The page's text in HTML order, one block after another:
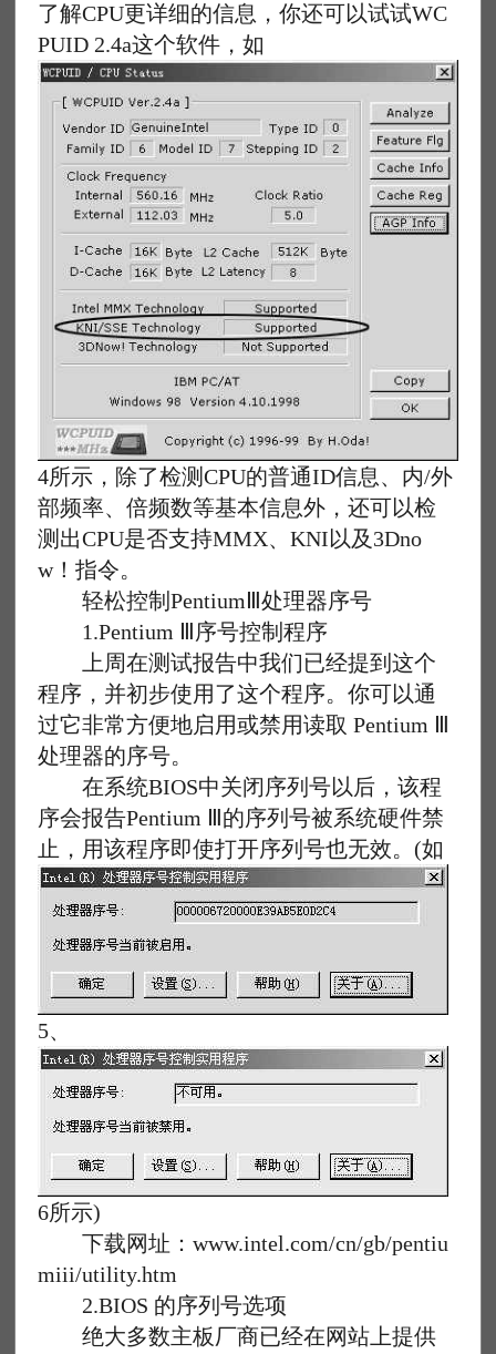
了解CPU更详细的信息，你还可以试试WC
PUID 2.4a这个软件，如
4所示，除了检测CPU的普通ID信息、内/外
部频率、倍频数等基本信息外，还可以检
测出CPU是否支持MMX、KNI以及3Dno
w！指令。
轻松控制PentiumⅢ处理器序号
1.Pentium Ⅲ序号控制程序
上周在测试报告中我们已经提到这个
程序，并初步使用了这个程序。你可以通
过它非常方便地启用或禁用读取 Pentium Ⅲ
处理器的序号。
在系统BIOS中关闭序列号以后，该程
序会报告Pentium Ⅲ的序列号被系统硬件禁
止，用该程序即使打开序列号也无效。(如
5、
6所示)
下载网址：www.intel.com/cn/gb/pentiu
miii/utility.htm
2.BIOS 的序列号选项
绝大多数主板厂商已经在网站上提供